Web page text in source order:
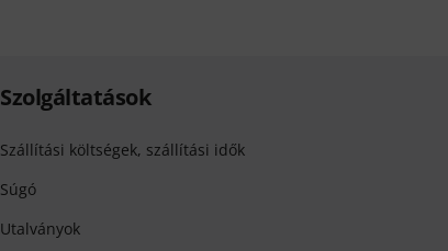
Szolgáltatások
Szállítási költségek, szállítási idők
Súgó
Utalványok